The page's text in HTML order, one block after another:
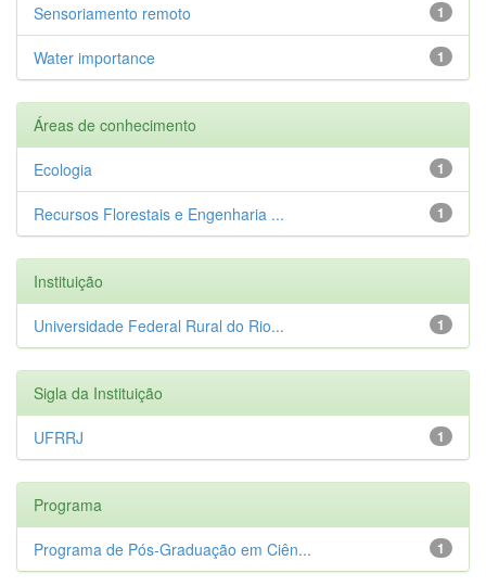
1
Sensoriamento remoto
1
Water importance
Áreas de conhecimento
1
Ecologia
1
Recursos Florestais e Engenharia ...
Instituição
1
Universidade Federal Rural do Rio...
Sigla da Instituição
1
UFRRJ
Programa
1
Programa de Pós-Graduação em Ciên...